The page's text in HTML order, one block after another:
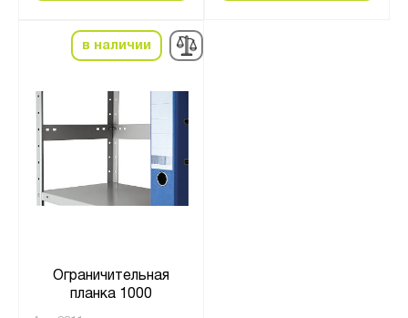
в наличии
Ограничительная
планка 1000